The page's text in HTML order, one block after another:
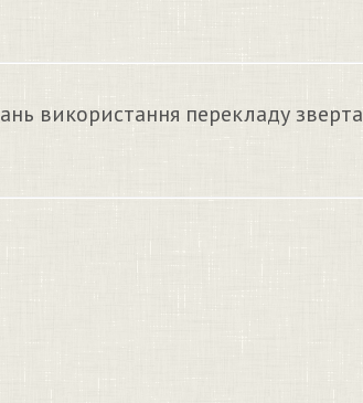
використання перекладу